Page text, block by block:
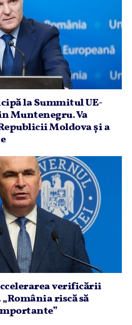
la Summitul UE-
Muntenegru. Va
Moldova şi a
verificării
riscă să